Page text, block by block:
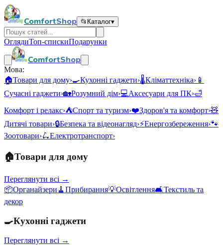
ComfortShop 📂 Каталог▾
ОглядиТоп-спискиПодарунки
ComfortShop
Мова:
🏠Товари для дому›🍳Кухонні гаджети›🌡️Кліматтехніка› 📱
Сучасні гаджети›🏡Розумний дім›💻Аксесуари для ПК›🛁
Комфорт і релакс›⛺Спорт та туризм›❤️Здоров'я та комфорт›🧸
Дитячі товари›🔒Безпека та відеонагляд›⚡Енергозбереження›🐾
Зоотовари›🛴Електротранспорт›
🏠Товари для дому
Переглянути всі →
📦Органайзери 🧹 Прибирання💡Освітлення🛋️Текстиль та
декор
🍳Кухонні гаджети
Переглянути всі →